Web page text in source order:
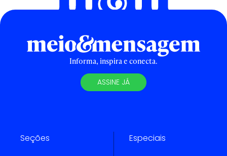
Informa, inspira e conecta.
ASSINE JÁ
Seções Especiais